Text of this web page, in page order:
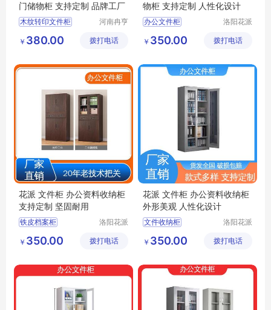
门储物柜 支持定制 品牌工厂
木纹转印文件柜
不锈钢档案柜
铁皮文件柜
河南冉亨
公司
￥ 380.00 拨打电话
物柜 支持定制 人性化设计
办公文件柜
铁皮储物柜
办公文件存储柜
洛阳花派
有限公司
￥ 350.00 拨打电话
花派 文件柜 办公资料收纳柜
支持定制 坚固耐用
铁皮档案柜
分体资料收纳柜
学校资料收纳柜
洛阳花派
有限公司
￥ 350.00 拨打电话
花派 文件柜 办公资料收纳柜
外形美观 人性化设计
文件收纳柜
智能双锁资料收纳柜
办公文件收纳柜
洛阳花派
有限公司
￥ 350.00 拨打电话